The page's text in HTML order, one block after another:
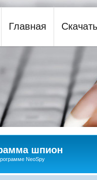
NeoSpy
Главная Скачать
шпион
NeoSpy